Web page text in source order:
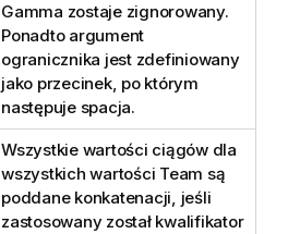
Gamma zostaje zignorowany.
Ponadto argument
ogranicznika jest zdefiniowany
jako przecinek, po którym
następuje spacja.
Wszystkie wartości ciągów dla
wszystkich wartości Team są
poddane konkatenacji, jeśli
zastosowany został kwalifikator